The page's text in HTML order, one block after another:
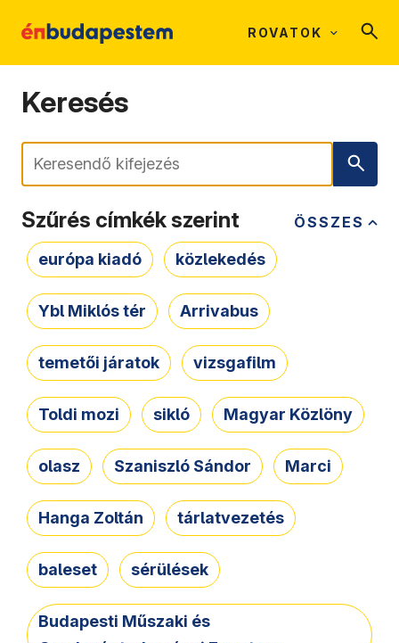
ROVATOK
Keresés
Keresés
ÖSSZES
Szűrés címkék szerint
európa kiadó közlekedés
Ybl Miklós tér Arrivabus
temetői járatok vizsgafilm
Toldi mozi sikló Magyar Közlöny
olasz Szaniszló Sándor Marci
Hanga Zoltán tárlatvezetés
baleset sérülések
Budapesti Műszaki és